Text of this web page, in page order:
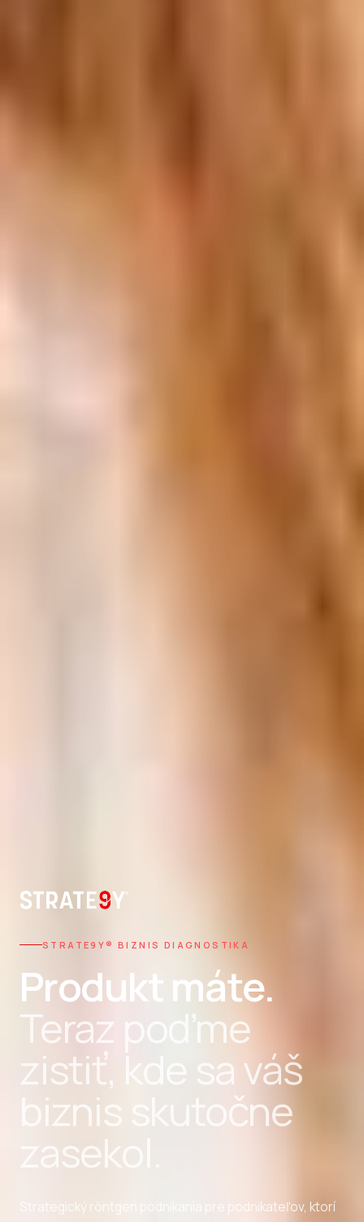
STRATE9Y® BIZNIS DIAGNOSTIKA
Produkt máte.
Teraz poďme
zistiť, kde sa váš
biznis skutočne
zasekol.
Strategický röntgen podnikania pre podnikateľov, ktorí